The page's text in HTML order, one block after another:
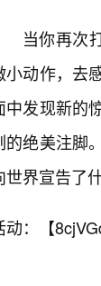
当你再次
小动作，去
中发现新的
的绝美注脚
世界宣告了
动：【